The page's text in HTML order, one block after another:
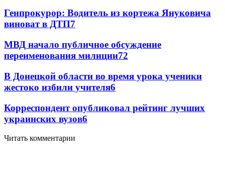
Генпрокурор: Водитель из кортежа Януковича
виноват в ДТП7
МВД начало публичное обсуждение
переименования милиции72
В Донецкой области во время урока ученики
жестоко избили учителя6
Корреспондент опубликовал рейтинг лучших
украинских вузов6
Читать комментарии